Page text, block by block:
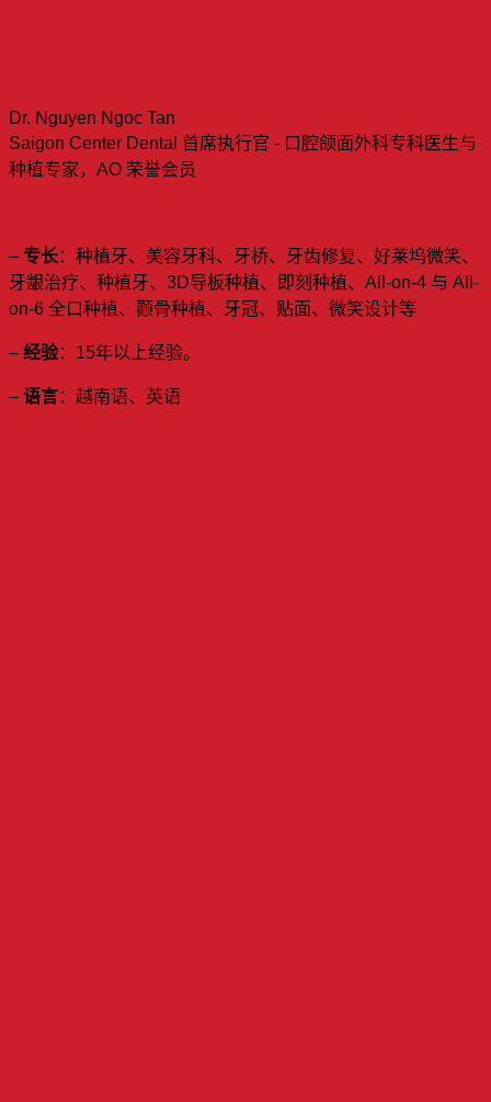
Dr. Nguyen Ngoc Tan
Saigon Center Dental 首席执行官 - 口腔颌面外科专科医生与
种植专家，AO 荣誉会员
– 专长：种植牙、美容牙科、牙桥、牙齿修复、好莱坞微笑、
牙龈治疗、种植牙、3D导板种植、即刻种植、All-on-4 与 All-
on-6 全口种植、颧骨种植、牙冠、贴面、微笑设计等
– 经验：15年以上经验。
– 语言：越南语、英语